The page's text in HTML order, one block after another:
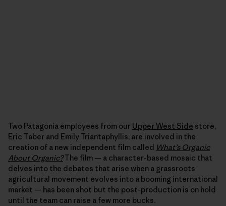
Two Patagonia employees from our Upper West Side store,
Eric Taber and Emily Triantaphyllis, are involved in the
creation of a new independent film called What’s Organic
About Organic?The film — a character-based mosaic that
delves into the debates that arise when a grassroots
agricultural movement evolves into a booming international
market — has been shot but the post-production is on hold
until the team can raise a few more bucks.